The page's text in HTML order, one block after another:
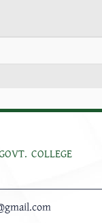
COLLEGE